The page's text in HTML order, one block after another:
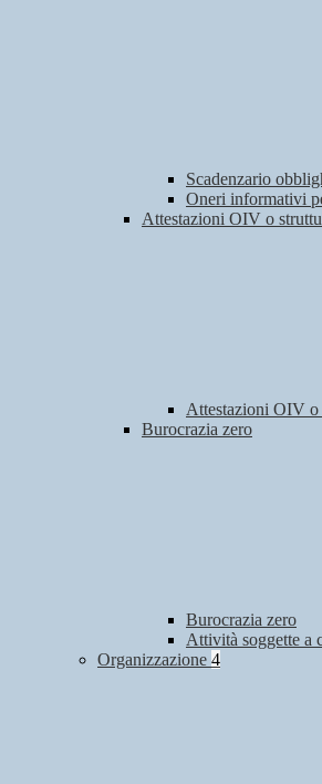
Scadenzario
Oneri informativi
Attestazioni OIV o
Attestazioni OIV o
Burocrazia zero
Burocrazia zero
Attività soggette a
Organizzazione 4